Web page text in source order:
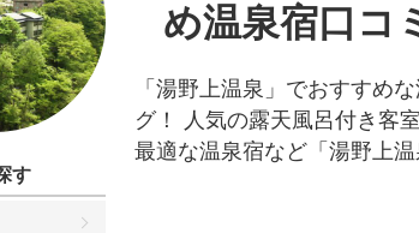
す
め温泉宿口コ
「湯野上温泉」でおすすめ
グ！ 人気の露天風呂付き客
最適な温泉宿など「湯野上